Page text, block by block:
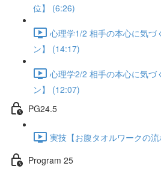
位】 (6:26)
心理学1/2 相手の本心に気づ
ン】 (14:17)
心理学2/2 相手の本心に気づ
ン】 (12:07)
PG24.5
実技【お腹タオルワークの
Program 25